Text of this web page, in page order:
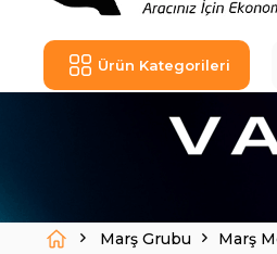
Ürün Kategorileri
Marş Grubu Marş